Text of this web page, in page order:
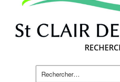
Rechercher :